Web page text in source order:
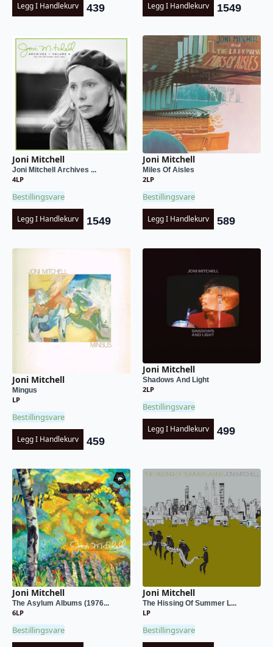
Legg I Handlekurv 439 Legg I Handlekurv 1549
Joni Mitchell
Joni Mitchell Archives ...
4LP
Bestillingsvare
Legg I Handlekurv 1549
Joni Mitchell
Miles Of Aisles
2LP
Bestillingsvare
Legg I Handlekurv 589
Joni Mitchell
Mingus
LP
Bestillingsvare
Legg I Handlekurv 459
Joni Mitchell
Shadows And Light
2LP
Bestillingsvare
Legg I Handlekurv 499
Joni Mitchell
The Asylum Albums (1976...
6LP
Bestillingsvare
Joni Mitchell
The Hissing Of Summer L...
LP
Bestillingsvare